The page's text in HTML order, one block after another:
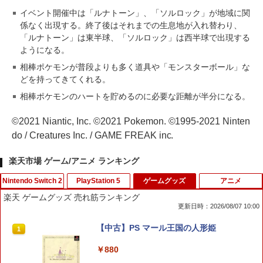
イベント開催中は「ルナトーン」、「ソルロック」が地域に関
係なく出現する。終了後はそれまでの生息地が入れ替わり、
「ルナトーン」は東半球、「ソルロック」は西半球で出現する
ようになる。
相棒ポケモンが普段よりも多く道具や「モンスターボール」な
どを持ってきてくれる。
相棒ポケモンのハートを貯めるのに必要な距離が半分になる。
©2021 Niantic, Inc. ©2021 Pokemon. ©1995-2021 Ninten
do / Creatures Inc. / GAME FREAK inc.
楽天市場 ゲーム/アニメ ランキング
Nintendo Switch 2
1 大戦略SSB2 Switch2版
￥7,238
PlayStation 5
1
【中古】紅の錬金術士と白の守護者 〜レ
ステーション5ソフト／ロールプレイン
ゲームグッズ
楽天 ゲームグッズ 売れ筋ランキング
更新日時：2026/08/07 10:00
1 【中古】PS マール王国の人形姫
￥880
アニメ